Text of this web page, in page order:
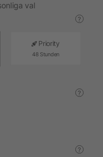
val
?
Priority
48 Stunden
?
?